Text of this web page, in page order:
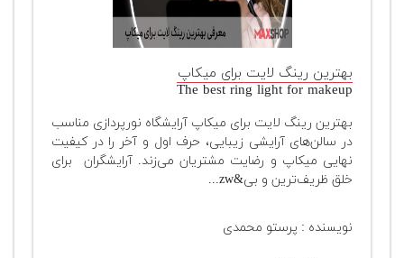
بهترین رینگ لایت برای میکاپ
The best ring light for makeup
بهترین رینگ لایت برای میکاپ آرایشگاه نورپردازی مناسب
در سالن‌های آرایشی زیبایی، حرف اول و آخر را در کیفیت
نهایی میکاپ و رضایت مشتریان می‌زند. آرایشگران برای
خلق ظریف‌ترین و بی&zw...
نویسنده : پرستو محمدی